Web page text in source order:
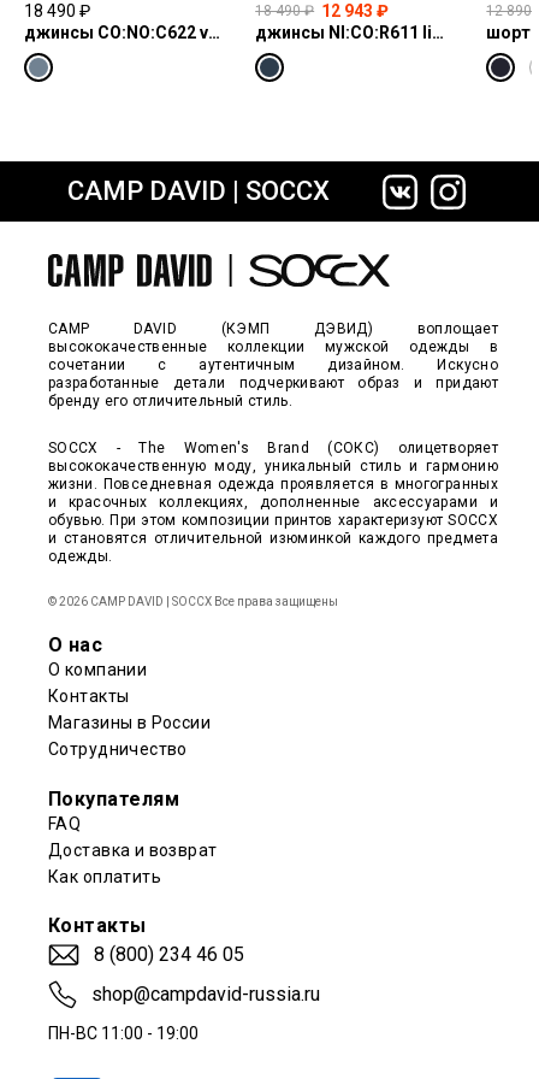
сайте СДЭК
18 490 ₽
джинсы CO:NO:C622 vintage blue print
18 490 ₽ 12 943 ₽
джинсы NI:CO:R611 light vintage print jogg
12 890
CAMP DAVID | SOCCX
CAMP DAVID (КЭМП ДЭВИД) воплощает
высококачественные коллекции мужской одежды в
сочетании с аутентичным дизайном. Искусно
разработанные детали подчеркивают образ и придают
бренду его отличительный стиль.
SOCCX - The Women's Brand (СОКС) олицетворяет
высококачественную моду, уникальный стиль и гармонию
жизни. Повседневная одежда проявляется в многогранных
и красочных коллекциях, дополненные аксессуарами и
обувью. При этом композиции принтов характеризуют SOCCX
и становятся отличительной изюминкой каждого предмета
одежды.
© 2026 CAMP DAVID | SOCCX Все права защищены
О нас
О компании
Контакты
Магазины в России
Сотрудничество
Покупателям
FAQ
Доставка и возврат
Как оплатить
Контакты
8 (800) 234 46 05
shop@campdavid-russia.ru
ПН-ВС 11:00 - 19:00